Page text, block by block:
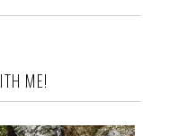
ME!